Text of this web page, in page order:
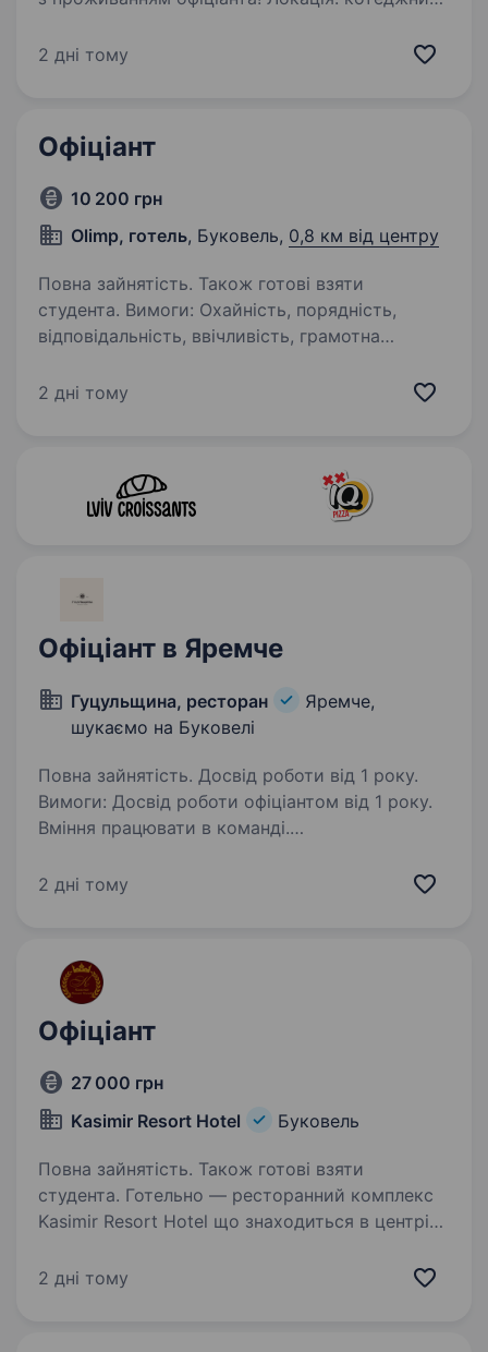
Умови для вас: 1000 грн
2 дні тому
Офіціант
10 200 грн
Оlimp, готель, Буковель, 0,8 км від центру
Повна зайнятість. Також готові взяти
студента. Вимоги: Охайність, порядність,
відповідальність, ввічливість, грамотна
графік: тиждень через тиждень Проживання
2 дні тому
Офіціант в Яремче
Гуцульщина, ресторан
Яремче,
шукаємо на Буковелі
Повна зайнятість. Досвід роботи від 1 року.
Вимоги: Досвід роботи офіціантом від 1 року.
Вміння працювати в команді.
працювати в умовах великого потоку клієнтів.
2 дні тому
Офіціант
27 000 грн
Kasimir Resort Hotel
Буковель
Повна зайнятість. Також готові взяти
студента. Готельно — ресторанний комплекс
Kasimir Resort Hotel що знаходиться в центрі
Ми цінуємо наших гостей та дбаємо про їх
2 дні тому